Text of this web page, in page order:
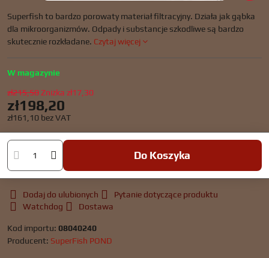
Superfish to bardzo porowaty materiał filtracyjny. Działa jak gąbka
dla mikroorganizmów. Odpady i substancje szkodliwe są bardzo
skutecznie rozkładane. Czytaj więcej
W magazynie
zł215,50Zniżka zł17,30
zł198,20
zł161,10 bez VAT
Do Koszyka
Dodaj do ulubionych
Pytanie dotyczące produktu
Watchdog
Dostawa
Kod importu: 08040240
Producent: SuperFish POND